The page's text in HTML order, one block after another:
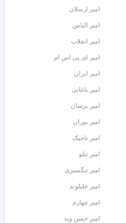
امیر ارسلان
امیر الیاس
امیر انقلاب
امیر ای پی اس ام
امیر ایران
امیر باغانی
امیر برسان
امیر بوران
امیر تاجیک
امیر تتلو
امیر تنگسیری
امیر جلیلوند
امیر چهارم
امیر حسن وند